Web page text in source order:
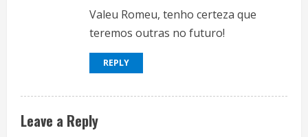
Valeu Romeu, tenho certeza que
teremos outras no futuro!
REPLY
Leave a Reply